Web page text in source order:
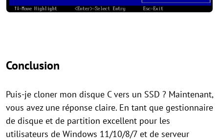
Conclusion
Puis-je cloner mon disque C vers un SSD ? Maintenant,
vous avez une réponse claire. En tant que gestionnaire
de disque et de partition excellent pour les
utilisateurs de Windows 11/10/8/7 et de serveur